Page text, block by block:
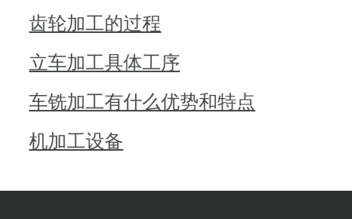
齿轮加工的过程
立车加工具体工序
车铣加工有什么优势和特点
机加工设备